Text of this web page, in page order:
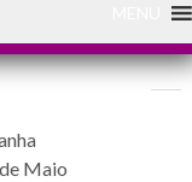
Maio